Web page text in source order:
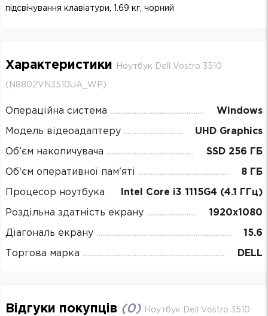
підсвічування клавіатури, 1.69 кг, чорний
Характеристики Ноутбук Dell Vostro 3510
(N8802VN3510UA_WP)
Операційна система Windows
Модель відеоадаптеру UHD Graphics
Об'єм накопичувача SSD 256 ГБ
Об'єм оперативної пам'яті 8 ГБ
Процесор ноутбука Intel Core i3 1115G4 (4.1 ГГц)
Роздільна здатність екрану 1920х1080
Діагональ екрану 15.6
Торгова марка DELL
Відгуки покупців (0) Ноутбук Dell Vostro 3510